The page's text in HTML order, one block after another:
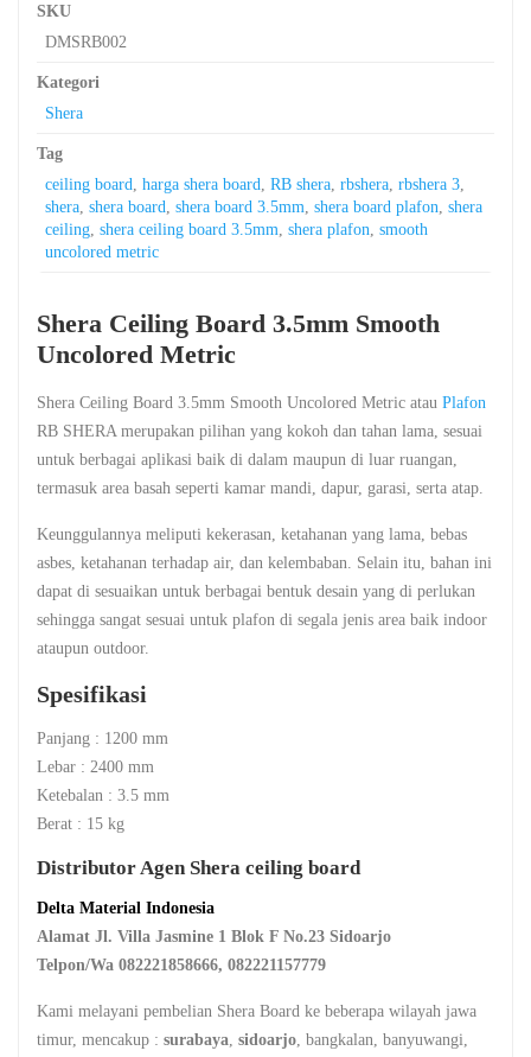
SKU
DMSRB002
Kategori
Shera
Tag
ceiling board
harga shera board RB shera rbshera rbshera 3
shera shera board shera board 3.5mm shera board plafon shera
ceiling shera ceiling board 3.5mm shera plafon smooth
uncolored metric
Shera Ceiling Board 3.5mm Smooth
Uncolored Metric
Shera Ceiling Board 3.5mm Smooth Uncolored Metric atau Plafon
RB SHERA merupakan pilihan yang kokoh dan tahan lama, sesuai
untuk berbagai aplikasi baik di dalam maupun di luar ruangan,
termasuk area basah seperti kamar mandi, dapur, garasi, serta atap.
Keunggulannya meliputi kekerasan, ketahanan yang lama, bebas
asbes, ketahanan terhadap air, dan kelembaban. Selain itu, bahan ini
dapat di sesuaikan untuk berbagai bentuk desain yang di perlukan
sehingga sangat sesuai untuk plafon di segala jenis area baik indoor
ataupun outdoor.
Spesifikasi
Panjang : 1200 mm
Lebar : 2400 mm
Ketebalan : 3.5 mm
Berat : 15 kg
Distributor Agen Shera ceiling board
Delta Material Indonesia
Alamat Jl. Villa Jasmine 1 Blok F No.23 Sidoarjo
Telpon/Wa 082221858666, 082221157779
Kami melayani pembelian Shera Board ke beberapa wilayah jawa
timur, mencakup : surabaya sidoarjo , bangkalan, banyuwangi,